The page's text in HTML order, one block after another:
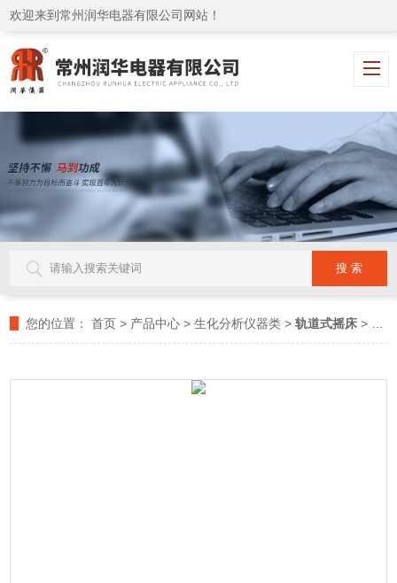
欢迎来到常州润华电器有限公司网站！
您的位置： 首页 > 产品中心 >生化分析仪器类 >轨道式摇床 > RH-ZD2210微孔板振荡器